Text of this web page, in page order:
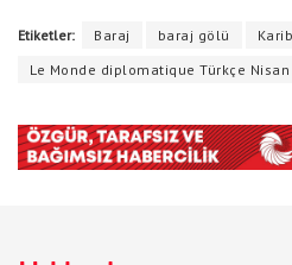
Etiketler: Baraj baraj gölü
Le Monde diplomatique Türkçe